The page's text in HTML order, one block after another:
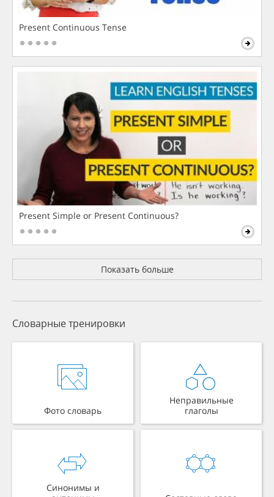
Present Continuous Tense
Present Simple or Present Continuous?
Показать больше
Словарные тренировки
Фото словарь
Неправильные
глаголы
Синонимы и